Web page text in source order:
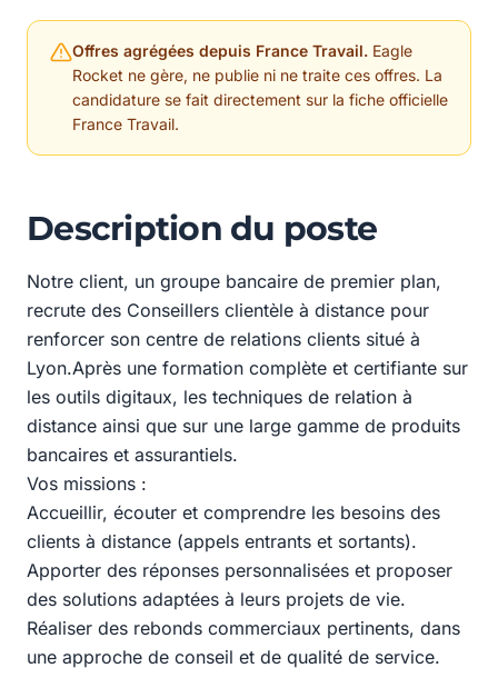
Offres agrégées depuis France Travail. Eagle
Rocket ne gère, ne publie ni ne traite ces offres. La
candidature se fait directement sur la fiche officielle
France Travail.
Description du poste
Notre client, un groupe bancaire de premier plan,
recrute des Conseillers clientèle à distance pour
renforcer son centre de relations clients situé à
Lyon.Après une formation complète et certifiante sur
les outils digitaux, les techniques de relation à
distance ainsi que sur une large gamme de produits
bancaires et assurantiels.
Vos missions :
Accueillir, écouter et comprendre les besoins des
clients à distance (appels entrants et sortants).
Apporter des réponses personnalisées et proposer
des solutions adaptées à leurs projets de vie.
Réaliser des rebonds commerciaux pertinents, dans
une approche de conseil et de qualité de service.